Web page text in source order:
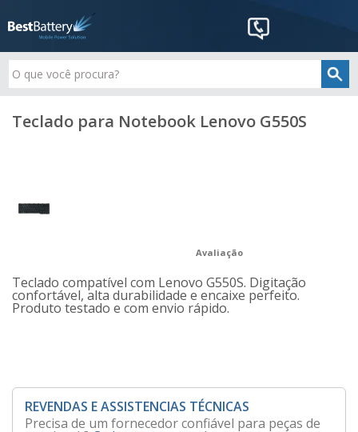
Teclado para Notebook Lenovo G550S
Avaliação
Teclado compatível com Lenovo G550S. Digitação
confortável, alta durabilidade e encaixe perfeito.
Produto testado e com envio rápido.
REVENDAS E ASSISTENCIAS TÉCNICAS
Precisa de um fornecedor confiável para peças de